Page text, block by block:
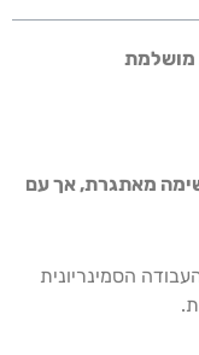
מושלמת
מאתגרת, אך עם
הסמינריונית